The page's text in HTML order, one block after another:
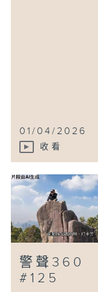
01/04/2026
收看
警聲360
#125